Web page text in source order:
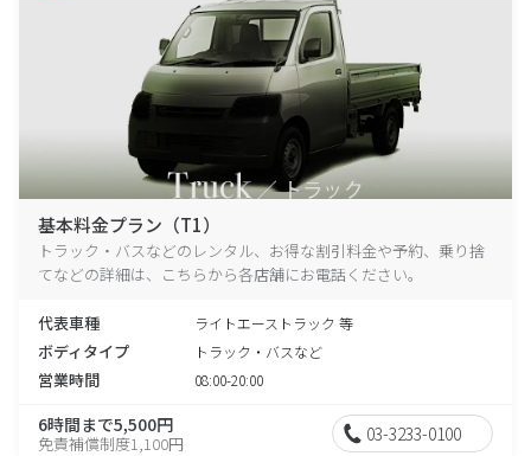
基本料金プラン（T1）
トラック・バスなどのレンタル、お得な割引料金や予約、乗り捨
てなどの詳細は、こちらから各店舗にお電話ください。
代表車種 ライトエーストラック 等
ボディタイプ トラック・バスなど
営業時間 08:00-20:00
6時間まで5,500円
免責補償制度1,100円 03-3233-0100